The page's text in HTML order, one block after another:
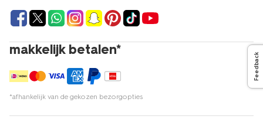
makkelijk betalen*
*afhankelijk van de gekozen bezorgopties
Feedback